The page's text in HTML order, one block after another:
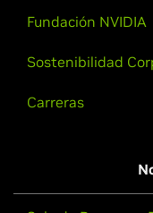
Fundación NVIDIA
Sostenibilidad
Carreras